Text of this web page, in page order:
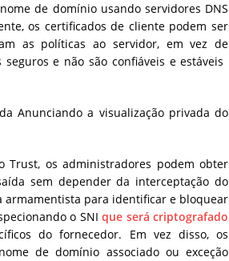
de domínio usando servidores DNS
os certificados de cliente podem ser
as políticas ao servidor, em vez de
e não são confiáveis ​​e estáveis
Trust, os administradores podem obter
sem depender da interceptação do
armamentista para identificar e bloquear
o SNIque será criptografado
do fornecedor. Em vez disso, os
de domínio associado ou exceção